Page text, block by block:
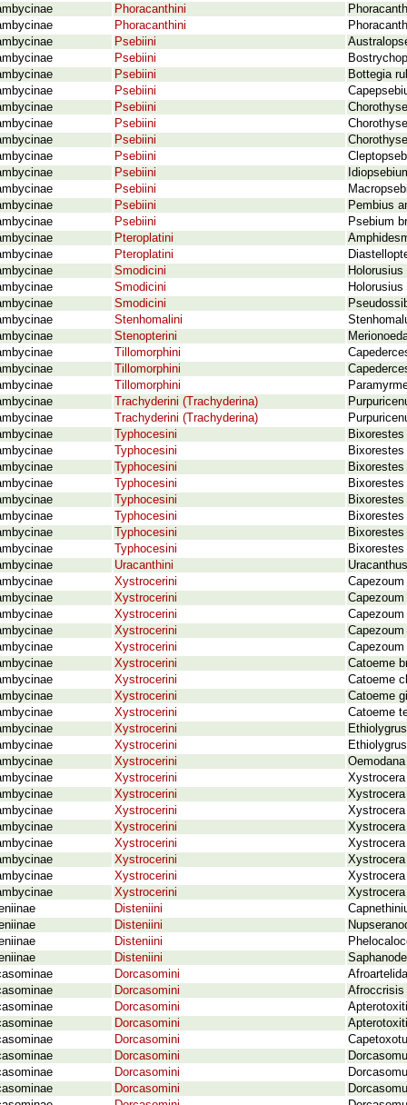
Phoracanthini
Phoracanthini
Psebiini
Psebiini
Psebiini
Bottegia
Psebiini
Psebiini
Psebiini
Psebiini
Psebiini
Psebiini
Psebiini
Psebiini
Pembius
Psebiini
Psebium
Pteroplatini
Pteroplatini
Smodicini
Smodicini
Smodicini
Stenhomalini
Stenopterini
Tillomorphini
Tillomorphini
Tillomorphini
Trachyderini (Trachyderina)
Trachyderini (Trachyderina)
Typhocesini
Typhocesini
Typhocesini
Typhocesini
Typhocesini
Typhocesini
Typhocesini
Typhocesini
Uracanthini
Xystrocerini
Xystrocerini
Xystrocerini
Xystrocerini
Xystrocerini
Xystrocerini
Catoeme
Xystrocerini
Catoeme
Xystrocerini
Catoeme
Xystrocerini
Catoeme
Xystrocerini
Xystrocerini
Xystrocerini
Xystrocerini
Xystrocerini
Xystrocerini
Xystrocerini
Xystrocerini
Xystrocerini
Xystrocerini
Xystrocerini
Disteniini
Disteniini
Disteniini
Disteniini
Dorcasomini
Dorcasomini
Afroccrisis
Dorcasomini
Dorcasomini
Dorcasomini
Dorcasomini
Dorcasomini
Dorcasomini